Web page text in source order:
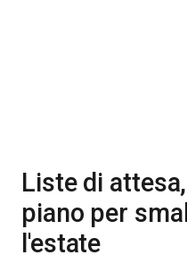
Liste di
piano per
l'estate